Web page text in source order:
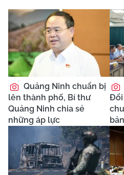
Quảng Ninh chuẩn bị
lên thành phố, Bí thư
Quảng Ninh chia sẻ
những áp lực
Đổi
bản